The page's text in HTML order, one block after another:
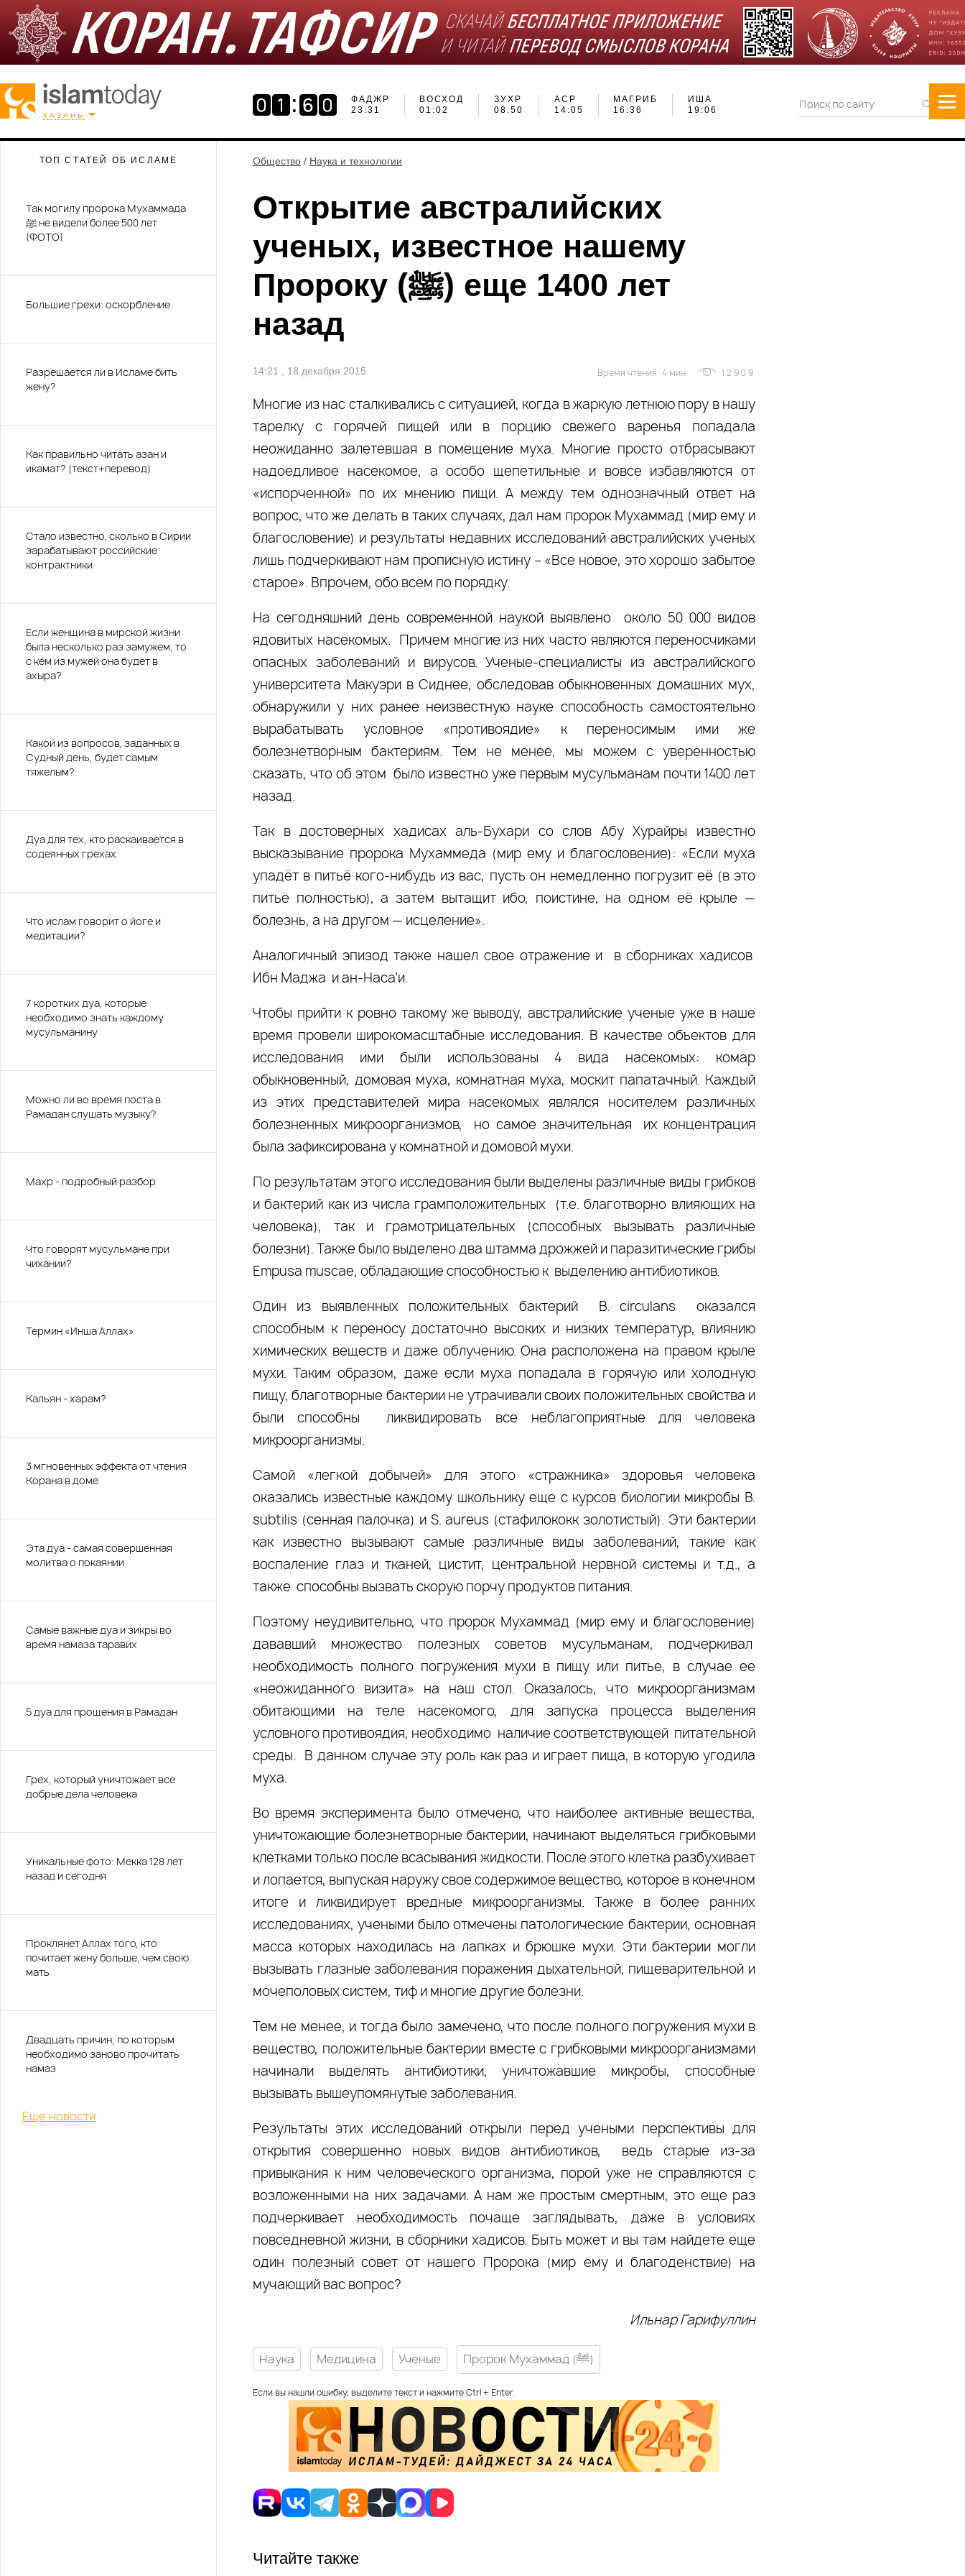
КАЗАНЬ
ФАДЖР
23:31
ВОСХОД
01:02
ЗУХР
08:50
АСР
14:05
МАГРИБ
16:36
ИША
19:06
ТОП СТАТЕЙ ОБ ИСЛАМЕ
Так могилу пророка Мухаммада
ﷺ не видели более 500 лет
(ФОТО)
Большие грехи: оскорбление
Разрешается ли в Исламе бить
жену?
Как правильно читать азан и
икамат? (текст+перевод)
Стало известно, сколько в Сирии
зарабатывают российские
контрактники
Если женщина в мирской жизни
была несколько раз замужем, то
с кем из мужей она будет в
ахыра?
Какой из вопросов, заданных в
Судный день, будет самым
тяжелым?
Дуа для тех, кто раскаивается в
содеянных грехах
Что ислам говорит о йоге и
медитации?
7 коротких дуа, которые
необходимо знать каждому
мусульманину
Можно ли во время поста в
Рамадан слушать музыку?
Махр - подробный разбор
Что говорят мусульмане при
чихании?
Термин «Инша Аллах»
Кальян - харам?
3 мгновенных эффекта от чтения
Корана в доме
Эта дуа - самая совершенная
молитва о покаянии
Самые важные дуа и зикры во
время намаза таравих
5 дуа для прощения в Рамадан
Грех, который уничтожает все
добрые дела человека
Уникальные фото: Мекка 128 лет
назад и сегодня
Проклянет Аллах того, кто
почитает жену больше, чем свою
мать
Двадцать причин, по которым
необходимо заново прочитать
намаз
Еще новости
Общество / Наука и технологии
Открытие австралийских
ученых, известное нашему
Пророку (ﷺ) еще 1400 лет
назад
14:21 , 18 декабря 2015 Время чтения: 4 мин 12909
Многие из нас сталкивались с ситуацией, когда в жаркую летнюю пору в нашу
тарелку с горячей пищей или в порцию свежего варенья попадала
неожиданно залетевшая в помещение муха. Многие просто отбрасывают
надоедливое насекомое, а особо щепетильные и вовсе избавляются от
«испорченной» по их мнению пищи. А между тем однозначный ответ на
вопрос, что же делать в таких случаях, дал нам пророк Мухаммад (мир ему и
благословение) и результаты недавних исследований австралийских ученых
лишь подчеркивают нам прописную истину – «Все новое, это хорошо забытое
старое». Впрочем, обо всем по порядку.
На сегодняшний день современной наукой выявлено около 50 000 видов
ядовитых насекомых. Причем многие из них часто являются переносчиками
опасных заболеваний и вирусов. Ученые-специалисты из австралийского
университета Макуэри в Сиднее, обследовав обыкновенных домашних мух,
обнаружили у них ранее неизвестную науке способность самостоятельно
вырабатывать условное «противоядие» к переносимым ими же
болезнетворным бактериям. Тем не менее, мы можем с уверенностью
сказать, что об этом было известно уже первым мусульманам почти 1400 лет
назад.
Так в достоверных хадисах аль-Бухари со слов Абу Хурайры известно
высказывание пророка Мухаммеда (мир ему и благословение): «Если муха
упадёт в питьё кого-нибудь из вас, пусть он немедленно погрузит её (в это
питьё полностью), а затем вытащит ибо, поистине, на одном её крыле —
болезнь, а на другом — исцеление».
Аналогичный эпизод также нашел свое отражение и в сборниках хадисов
Ибн Маджа и ан-Наса’и.
Чтобы прийти к ровно такому же выводу, австралийские ученые уже в наше
время провели широкомасштабные исследования. В качестве объектов для
исследования ими были использованы 4 вида насекомых: комар
обыкновенный, домовая муха, комнатная муха, москит папатачный. Каждый
из этих представителей мира насекомых являлся носителем различных
болезненных микроорганизмов, но самое значительная их концентрация
была зафиксирована у комнатной и домовой мухи.
По результатам этого исследования были выделены различные виды грибков
и бактерий как из числа грамположительных (т.е. благотворно влияющих на
человека), так и грамотрицательных (способных вызывать различные
болезни). Также было выделено два штамма дрожжей и паразитические грибы
Empusa muscae, обладающие способностью к выделению антибиотиков.
Один из выявленных положительных бактерий B. circulans оказался
способным к переносу достаточно высоких и низких температур, влиянию
химических веществ и даже облучению. Она расположена на правом крыле
мухи. Таким образом, даже если муха попадала в горячую или холодную
пищу, благотворные бактерии не утрачивали своих положительных свойства и
были способны ликвидировать все неблагоприятные для человека
микроорганизмы.
Самой «легкой добычей» для этого «стражника» здоровья человека
оказались известные каждому школьнику еще с курсов биологии микробы B.
subtilis (сенная палочка) и S. aureus (стафилококк золотистый). Эти бактерии
как известно вызывают самые различные виды заболеваний, такие как
воспаление глаз и тканей, цистит, центральной нервной системы и т.д., а
также способны вызвать скорую порчу продуктов питания.
Поэтому неудивительно, что пророк Мухаммад (мир ему и благословение)
дававший множество полезных советов мусульманам, подчеркивал
необходимость полного погружения мухи в пищу или питье, в случае ее
«неожиданного визита» на наш стол. Оказалось, что микроорганизмам
обитающими на теле насекомого, для запуска процесса выделения
условного противоядия, необходимо наличие соответствующей питательной
среды. В данном случае эту роль как раз и играет пища, в которую угодила
муха.
Во время эксперимента было отмечено, что наиболее активные вещества,
уничтожающие болезнетворные бактерии, начинают выделяться грибковыми
клетками только после всасывания жидкости. После этого клетка разбухивает
и лопается, выпуская наружу свое содержимое вещество, которое в конечном
итоге и ликвидирует вредные микроорганизмы. Также в более ранних
исследованиях, учеными было отмечены патологические бактерии, основная
масса которых находилась на лапках и брюшке мухи. Эти бактерии могли
вызывать глазные заболевания поражения дыхательной, пищеварительной и
мочеполовых систем, тиф и многие другие болезни.
Тем не менее, и тогда было замечено, что после полного погружения мухи в
вещество, положительные бактерии вместе с грибковыми микроорганизмами
начинали выделять антибиотики, уничтожавшие микробы, способные
вызывать вышеупомянутые заболевания.
Результаты этих исследований открыли перед учеными перспективы для
открытия совершенно новых видов антибиотиков, ведь старые из-за
привыкания к ним человеческого организма, порой уже не справляются с
возложенными на них задачами. А нам же простым смертным, это еще раз
подчеркивает необходимость почаще заглядывать, даже в условиях
повседневной жизни, в сборники хадисов. Быть может и вы там найдете еще
один полезный совет от нашего Пророка (мир ему и благоденствие) на
мучающий вас вопрос?
Ильнар Гарифуллин
Наука Медицина Ученые Пророк Мухаммад (ﷺ)
Если вы нашли ошибку, выделите текст и нажмите Ctrl + Enter.
Читайте также